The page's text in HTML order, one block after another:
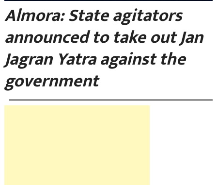
Almora: State agitators
announced to take out Jan
Jagran Yatra against the
government